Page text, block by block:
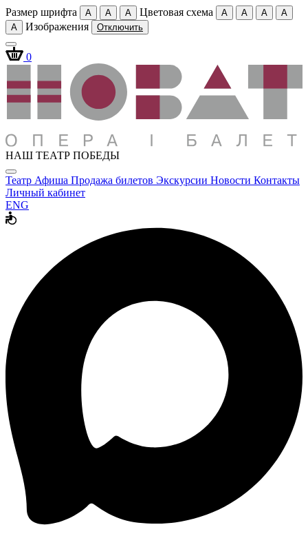
Размер шрифта A A A Цветовая схема A A A
A
A
Изображения Отключить
0
НАШ ТЕАТР ПОБЕДЫ
Театр Афиша Продажа билетов Экскурсии Новости Контакты
Личный кабинет
ENG